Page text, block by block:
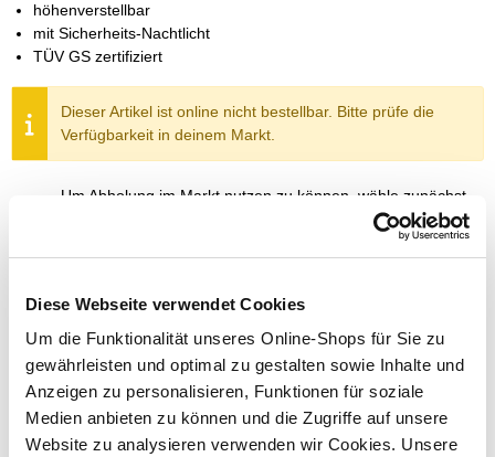
Diese Webseite verwendet Cookies
Um die Funktionalität unseres Online-Shops für Sie zu
gewährleisten und optimal zu gestalten sowie Inhalte und
Anzeigen zu personalisieren, Funktionen für soziale
Medien anbieten zu können und die Zugriffe auf unsere
Website zu analysieren verwenden wir Cookies. Unsere
höhenverstellbar
mit Sicherheits-Nachtlicht
TÜV GS zertifiziert
Dieser Artikel ist online nicht bestellbar. Bitte prüfe die
Verfügbarkeit in deinem Markt.
Um Abholung im Markt nutzen zu können, wähle zunächst
In den Warenkorb
Merken